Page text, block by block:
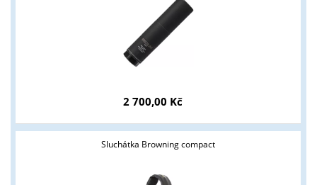
2 700,00 Kč
Sluchátka Browning compact